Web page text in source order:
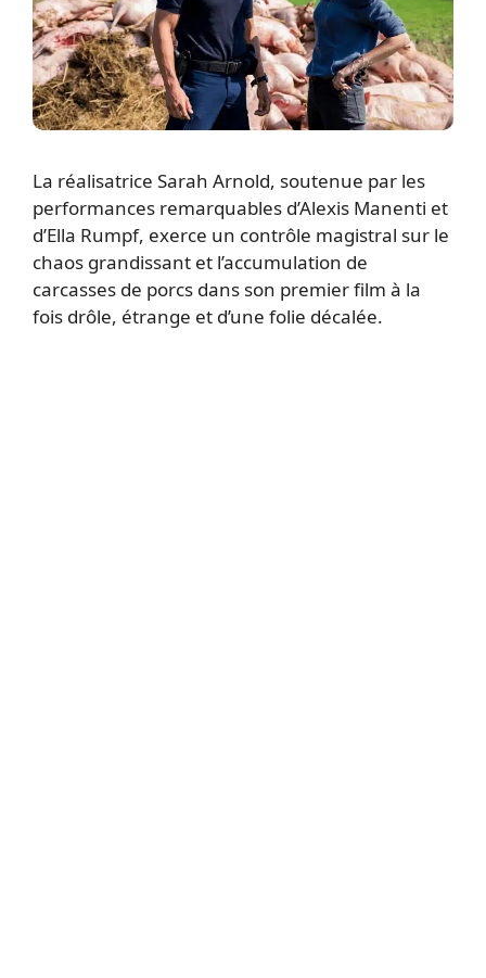
La réalisatrice Sarah Arnold, soutenue par les
performances remarquables d’Alexis Manenti et
d’Ella Rumpf, exerce un contrôle magistral sur le
chaos grandissant et l’accumulation de
carcasses de porcs dans son premier film à la
fois drôle, étrange et d’une folie décalée.